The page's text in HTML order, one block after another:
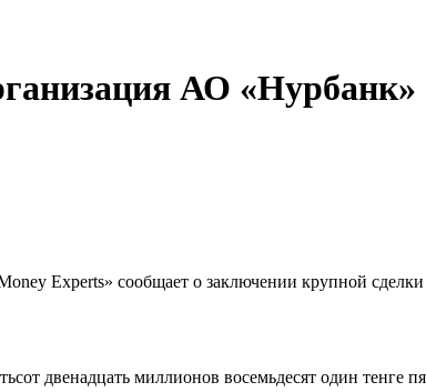
АО «Нурбанк»
Experts» сообщает о заключении крупной
двенадцать миллионов восемьдесят один тенге